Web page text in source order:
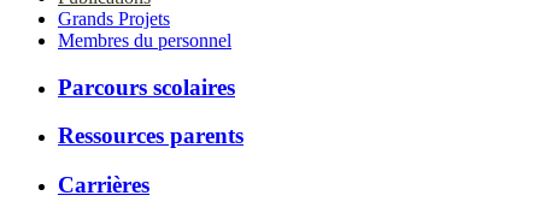
Grands Projets
Membres du personnel
Parcours scolaires
Ressources parents
Carrières